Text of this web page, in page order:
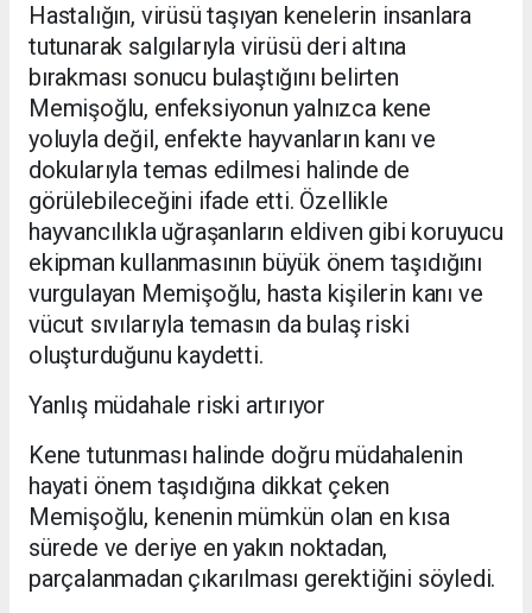
Hastalığın, virüsü taşıyan kenelerin insanlara
tutunarak salgılarıyla virüsü deri altına
bırakması sonucu bulaştığını belirten
Memişoğlu, enfeksiyonun yalnızca kene
yoluyla değil, enfekte hayvanların kanı ve
dokularıyla temas edilmesi halinde de
görülebileceğini ifade etti. Özellikle
hayvancılıkla uğraşanların eldiven gibi koruyucu
ekipman kullanmasının büyük önem taşıdığını
vurgulayan Memişoğlu, hasta kişilerin kanı ve
vücut sıvılarıyla temasın da bulaş riski
oluşturduğunu kaydetti.
Yanlış müdahale riski artırıyor
Kene tutunması halinde doğru müdahalenin
hayati önem taşıdığına dikkat çeken
Memişoğlu, kenenin mümkün olan en kısa
sürede ve deriye en yakın noktadan,
parçalanmadan çıkarılması gerektiğini söyledi.